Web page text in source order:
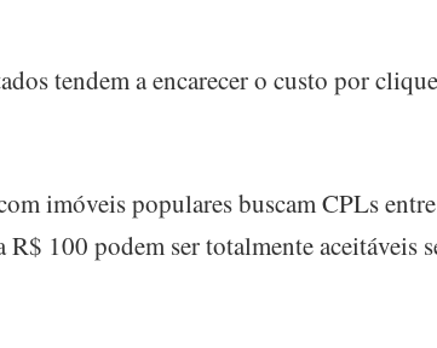
tendem a encarecer o custo por
imóveis populares buscam CPLs
100 podem ser totalmente aceitáveis